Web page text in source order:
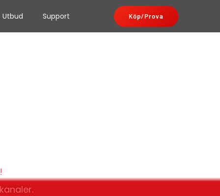
Utbud Support Köp/Prova